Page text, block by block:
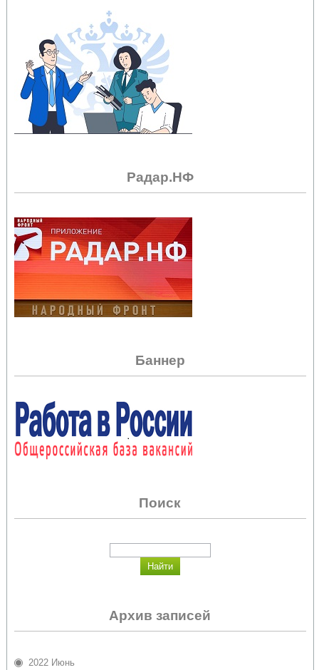
Радар.НФ
Баннер
Поиск
Архив записей
2022 Июнь